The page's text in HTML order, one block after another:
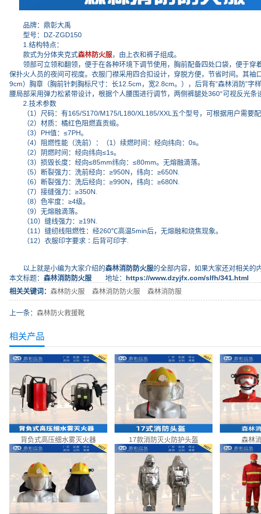
品牌：鼎彰大禹
型号：DZ-ZGD150
1.结构特点：
款式为分体夹克式森林防火服，由上衣和裤子组成。
领部可立领和翻领，便于在各种环境下调节使用，胸前配备四处口袋，便于穿
保扑火人员的夜间可视度。衣服门襟采用四合扣设计，穿脱方便，节省时间。其
9cm）胸章（胸前针刺胸标尺寸：长12.5cm，宽2.8cm。），后背有“森林消防”
腰局部采用弹力松紧带设计，根据个人腰围进行调节，两侧裤腿处360°可视反光条
2.技术参数
（1）尺码：有165/S170/M175/L180/XL185/XXL五个型号，可根据用户需要
（2）材质：橘红色阻燃直贡缎。
（3）PH值：≤7PH。
（4）阻燃性能（洗前）：（1）续燃时间：经向纬向：0s。
（2）阴燃时间：经向纬向≤1s。
（3）损毁长度：经向≤85mm纬向：≤80mm。无熔融滴落。
（5）断裂强力：洗前经向：≥950N，纬向：≥650N.
（6）断裂强力：洗后经向：≥990N，纬向：≥680N.
（7）接缝强力：≥350N.
（8）色牢度：≥4级。
（9）无熔融滴落。
（10）缝线强力：≥19N.
（11）缝纫线阻燃性：经260℃高温5min后，无熔融和烧焦现象。
（12）衣服印字要求∶后背可印字.
以上就是小编为大家介绍的森林消防防火服的全部内容，如果大家还对相关的
本文标题： 森林消防防火服 地址： https://www.dzyjfx.com/slfh/341.html
相关关键词： 森林防火服 森林消防防火服 森林消防服
上一条： 森林防火救援靴
相关产品
背负式高压细水雾灭火器 17款消防灭火防护头盔 森林